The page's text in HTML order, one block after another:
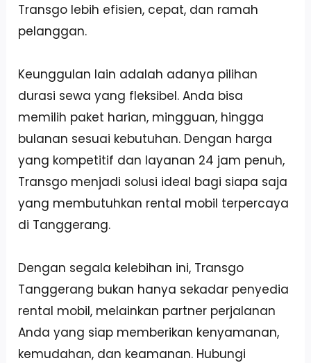
Transgo lebih efisien, cepat, dan ramah
pelanggan.
Keunggulan lain adalah adanya pilihan
durasi sewa yang fleksibel. Anda bisa
memilih paket harian, mingguan, hingga
bulanan sesuai kebutuhan. Dengan harga
yang kompetitif dan layanan 24 jam penuh,
Transgo menjadi solusi ideal bagi siapa saja
yang membutuhkan rental mobil terpercaya
di Tanggerang.
Dengan segala kelebihan ini, Transgo
Tanggerang bukan hanya sekadar penyedia
rental mobil, melainkan partner perjalanan
Anda yang siap memberikan kenyamanan,
kemudahan, dan keamanan. Hubungi